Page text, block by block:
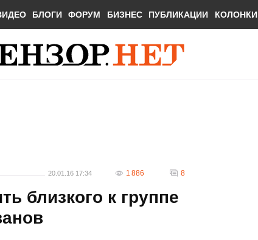
БЛОГИ ФОРУМ БИЗНЕС ПУБЛИКАЦИИ КОЛОНКИ
20.01.16 17:34 1 886 8
близкого к группе